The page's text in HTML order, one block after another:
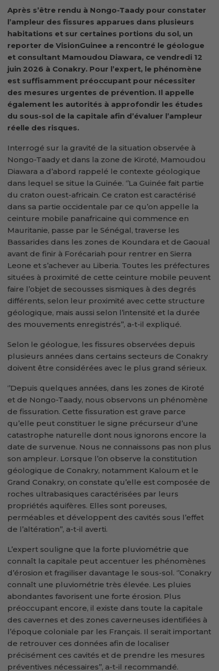
Après s’être rendu à Nongo-Taady pour constater
l’ampleur des fissures apparues dans plusieurs
habitations et sur certaines portions du sol, un
reporter de VisionGuinee a rencontré le géologue
et consultant Mamoudou Diawara, ce vendredi 12
juin 2026 à Conakry. Pour l’expert, le phénomène
est suffisamment préoccupant pour nécessiter
des mesures urgentes de prévention. Il appelle
également les autorités à approfondir les études
du sous-sol de la capitale afin d’évaluer l’ampleur
réelle des risques.
Interrogé sur la gravité de la situation observée à
Nongo-Taady et dans la zone de Kiroté, Mamoudou
Diawara a d’abord rappelé le contexte géologique
dans lequel se situe la Guinée. ‘’La Guinée fait partie
du craton ouest-africain. Ce craton est caractérisé
dans sa partie occidentale par ce qu’on appelle la
ceinture mobile panafricaine qui commence en
Mauritanie, passe par le Sénégal, traverse les
Bassarides dans les zones de Koundara et de Gaoual
avant de finir à Forécariah pour rentrer en Sierra
Leone et s’achever au Liberia. Toutes les préfectures
situées à proximité de cette ceinture mobile peuvent
faire l’objet de secousses sismiques à des degrés
différents, selon leur proximité avec cette structure
géologique, mais aussi selon l’intensité et la durée
des mouvements enregistrés’’, a-t-il expliqué.
Selon le géologue, les fissures observées depuis
plusieurs années dans certains secteurs de Conakry
doivent être considérées avec le plus grand sérieux.
‘’Depuis quelques années, dans les zones de Kiroté
et de Nongo-Taady, nous observons un phénomène
de fissuration. Cette fissuration est grave parce
qu’elle peut constituer le signe précurseur d’une
catastrophe naturelle dont nous ignorons encore la
date de survenue. Nous ne connaissons pas non plus
son ampleur. Lorsque l’on observe la constitution
géologique de Conakry, notamment Kaloum et le
Grand Conakry, on constate qu’elle est composée de
roches ultrabasiques caractérisées par leurs
propriétés aquifères. Elles sont poreuses,
perméables et développent des cavités sous l’effet
de l’altération’’, a-t-il averti.
L’expert souligne que la forte pluviométrie que
connaît la capitale peut accentuer les phénomènes
d’érosion et fragiliser davantage le sous-sol. ‘’Conakry
connaît une pluviométrie très élevée. Les pluies
abondantes favorisent une forte érosion. Plus
préoccupant encore, il existe dans toute la capitale
des cavernes et des zones caverneuses identifiées à
l’époque coloniale par les Français. Il serait important
de retrouver ces données afin de localiser
précisément ces cavités et de prendre les mesures
préventives nécessaires’’, a-t-il recommandé.